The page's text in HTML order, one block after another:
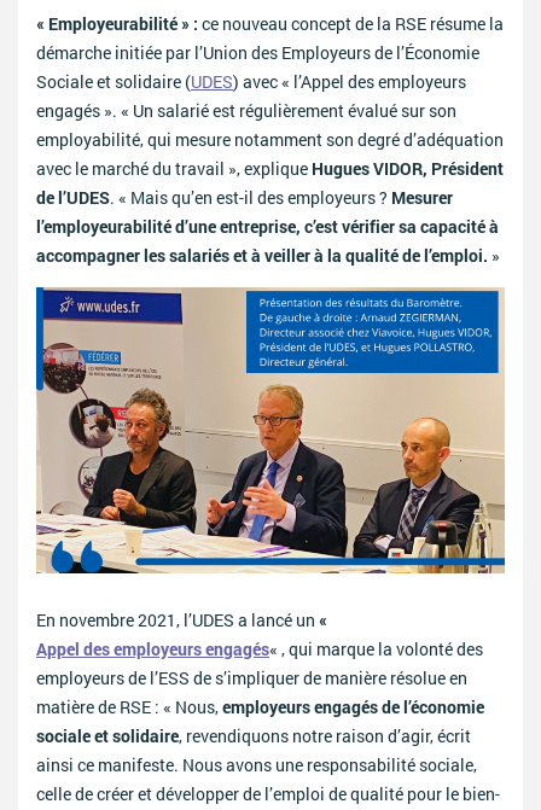
« Employeurabilité » : ce nouveau concept de la RSE résume la
démarche initiée par l’Union des Employeurs de l’Économie
Sociale et solidaire (UDES) avec « l’Appel des employeurs
engagés ». « Un salarié est régulièrement évalué sur son
employabilité, qui mesure notamment son degré d’adéquation
avec le marché du travail », explique Hugues VIDOR, Président
de l’UDES. « Mais qu’en est-il des employeurs ? Mesurer
l’employeurabilité d’une entreprise, c’est vérifier sa capacité à
accompagner les salariés et à veiller à la qualité de l’emploi. »
En novembre 2021, l’UDES a lancé un «
Appel des employeurs engagés« , qui marque la volonté des
employeurs de l’ESS de s’impliquer de manière résolue en
matière de RSE : « Nous,employeurs engagés de l’économie
sociale et solidaire, revendiquons notre raison d’agir, écrit
ainsi ce manifeste. Nous avons une responsabilité sociale,
celle de créer et développer de l’emploi de qualité pour le bien-